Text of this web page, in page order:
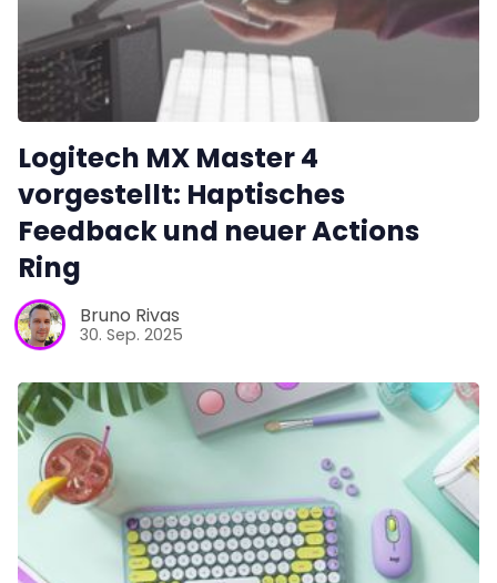
Logitech MX Master 4
vorgestellt: Haptisches
Feedback und neuer Actions
Ring
Bruno Rivas
30. Sep. 2025